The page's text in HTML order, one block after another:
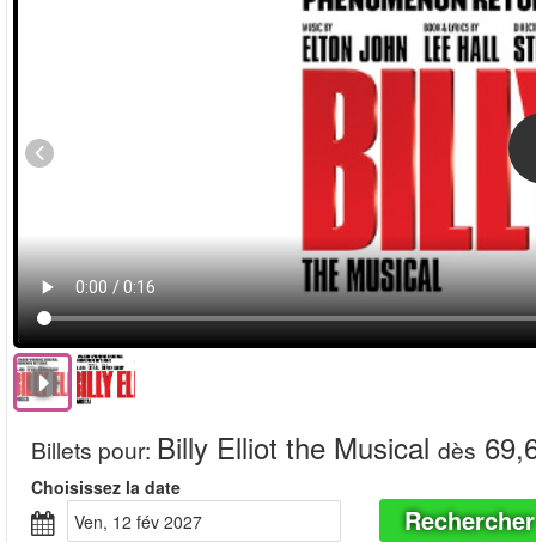
Billets pour: Billy Elliot the Musical dès
Choisissez la date
ven, 12 fév 2027
Rechercher